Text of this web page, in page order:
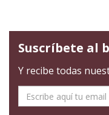
Suscríbete al
Y recibe todas
mail